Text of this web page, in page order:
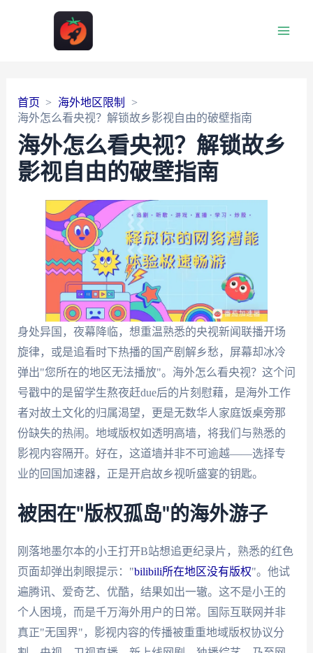
首页
海外地区限制
海外怎么看央视？解锁故乡影视自由的破壁指南
海外怎么看央视？解锁故乡
影视自由的破壁指南
身处异国，夜幕降临，想重温熟悉的央视新闻联播开场
旋律，或是追看时下热播的国产剧解乡愁，屏幕却冰冷
弹出"您所在的地区无法播放"。海外怎么看央视？这个问
号戳中的是留学生熬夜赶due后的片刻慰藉，是海外工作
者对故土文化的归属渴望，更是无数华人家庭饭桌旁那
份缺失的热闹。地域版权如透明高墙，将我们与熟悉的
影视内容隔开。好在，这道墙并非不可逾越——选择专
业的回国加速器，正是开启故乡视听盛宴的钥匙。
被困在"版权孤岛"的海外游子
刚落地墨尔本的小王打开B站想追更纪录片，熟悉的红色
页面却弹出刺眼提示："bilibili所在地区没有版权"。他试
遍腾讯、爱奇艺、优酷，结果如出一辙。这不是小王的
个人困境，而是千万海外用户的日常。国际互联网并非
真正"无国界"，影视内容的传播被重重地域版权协议分